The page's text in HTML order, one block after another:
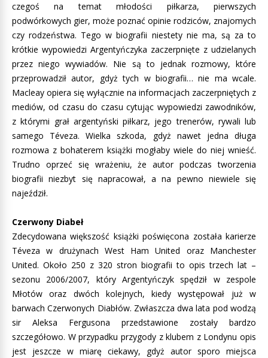
czegoś na temat młodości piłkarza, pierwszych
podwórkowych gier, może poznać opinie rodziców, znajomych
czy rodzeństwa. Tego w biografii niestety nie ma, są za to
krótkie wypowiedzi Argentyńczyka zaczerpnięte z udzielanych
przez niego wywiadów. Nie są to jednak rozmowy, które
przeprowadził autor, gdyż tych w biografii… nie ma wcale.
Macleay opiera się wyłącznie na informacjach zaczerpniętych z
mediów, od czasu do czasu cytując wypowiedzi zawodników,
z którymi grał argentyński piłkarz, jego trenerów, rywali lub
samego Téveza. Wielka szkoda, gdyż nawet jedna długa
rozmowa z bohaterem książki mogłaby wiele do niej wnieść.
Trudno oprzeć się wrażeniu, że autor podczas tworzenia
biografii niezbyt się napracował, a na pewno niewiele się
najeździł.
Czerwony Diabeł
Zdecydowana większość książki poświęcona została karierze
Téveza w drużynach West Ham United oraz Manchester
United. Około 250 z 320 stron biografii to opis trzech lat –
sezonu 2006/2007, który Argentyńczyk spędził w zespole
Młotów oraz dwóch kolejnych, kiedy występował już w
barwach Czerwonych Diabłów. Zwłaszcza dwa lata pod wodzą
sir Aleksa Fergusona przedstawione zostały bardzo
szczegółowo. W przypadku przygody z klubem z Londynu opis
jest jeszcze w miarę ciekawy, gdyż autor sporo miejsca